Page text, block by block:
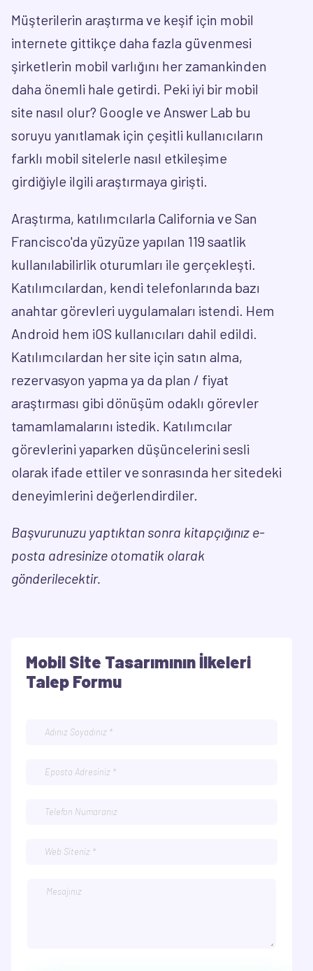
Müşterilerin araştırma ve keşif için mobil
internete gittikçe daha fazla güvenmesi
şirketlerin mobil varlığını her zamankinden
daha önemli hale getirdi. Peki iyi bir mobil
site nasıl olur? Google ve Answer Lab bu
soruyu yanıtlamak için çeşitli kullanıcıların
farklı mobil sitelerle nasıl etkileşime
girdiğiyle ilgili araştırmaya girişti.​
Araştırma, katılımcılarla California ve San
Francisco'da yüzyüze yapılan 119 saatlik
kullanılabilirlik oturumları ile gerçekleşti.
Katılımcılardan, kendi telefonlarında bazı
anahtar görevleri uygulamaları istendi. Hem
Android hem iOS kullanıcıları dahil edildi.
Katılımcılardan her site için satın alma,
rezervasyon yapma ya da plan / fiyat
araştırması gibi dönüşüm odaklı görevler
tamamlamalarını istedik. Katılımcılar
görevlerini yaparken düşüncelerini sesli
olarak ifade ettiler ve sonrasında her sitedeki
deneyimlerini değerlendirdiler.
Başvurunuzu yaptıktan sonra kitapçığınız e-
posta adresinize otomatik olarak
gönderilecektir.
Mobil Site Tasarımının İlkeleri
Talep Formu